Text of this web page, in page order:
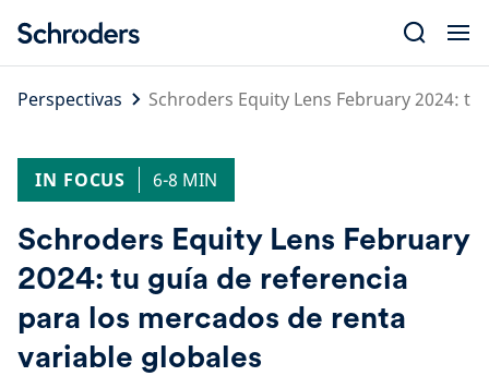
content
Perspectivas
Schroders Equity Lens February 2024:
IN FOCUS 6-8 MIN
Schroders Equity Lens February
2024: tu guía de referencia
para los mercados de renta
variable globales